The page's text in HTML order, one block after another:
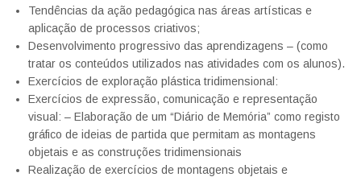
Tendências da ação pedagógica nas áreas artísticas e
aplicação de processos criativos;
Desenvolvimento progressivo das aprendizagens – (como
tratar os conteúdos utilizados nas atividades com os alunos).
Exercícios de exploração plástica tridimensional:
Exercícios de expressão, comunicação e representação
visual: – Elaboração de um “Diário de Memória” como registo
gráfico de ideias de partida que permitam as montagens
objetais e as construções tridimensionais
Realização de exercícios de montagens objetais e